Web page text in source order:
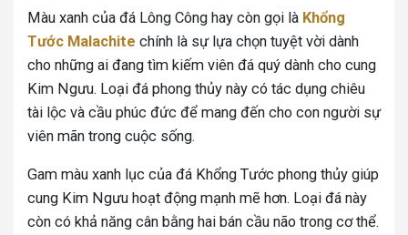
Màu xanh của đá Lông Công hay còn gọi là Khổng
Tước Malachite chính là sự lựa chọn tuyệt vời dành
cho những ai đang tìm kiếm viên đá quý dành cho cung
Kim Ngưu. Loại đá phong thủy này có tác dụng chiêu
tài lộc và cầu phúc đức để mang đến cho con người sự
viên mãn trong cuộc sống.
Gam màu xanh lục của đá Khổng Tước phong thủy giúp
cung Kim Ngưu hoạt động mạnh mẽ hơn. Loại đá này
còn có khả năng cân bằng hai bán cầu não trong cơ thể.